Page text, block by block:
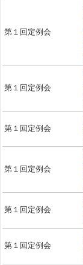
第１回定例会
第１回定例会
第１回定例会
第１回定例会
第１回定例会
第１回定例会